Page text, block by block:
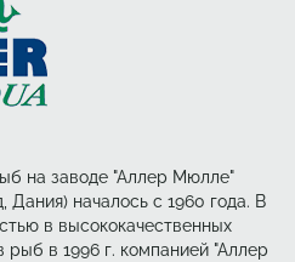
на заводе "Аллер Мюлле"
началось с 1960 года. В
в высококачественных
рыб в 1996 г. компанией "Аллер